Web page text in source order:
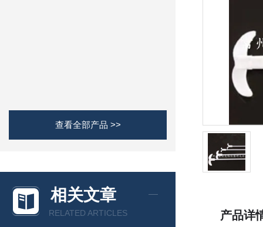
查看全部产品 >>
相关文章
RELATED ARTICLES 产品详